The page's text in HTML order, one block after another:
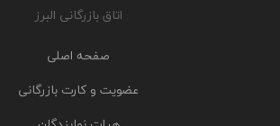
اتاق بازرگانی البرز
صفحه اصلی
عضویت و کارت بازرگانی